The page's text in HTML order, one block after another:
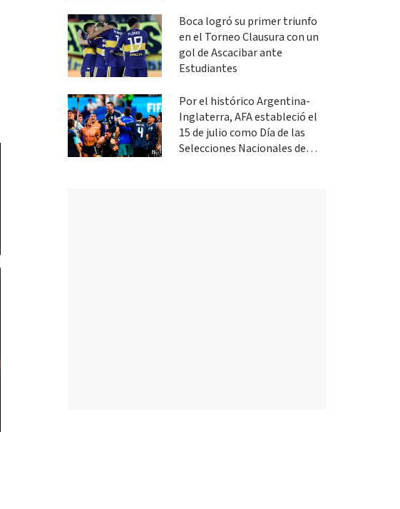
Boca logró su primer triunfo
en el Torneo Clausura con un
gol de Ascacibar ante
Estudiantes
Por el histórico Argentina-
Inglaterra, AFA estableció el
15 de julio como Día de las
Selecciones Nacionales de